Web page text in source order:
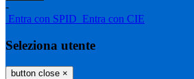
-
Entra con SPID Entra con CIE
Seleziona utente
button close ×